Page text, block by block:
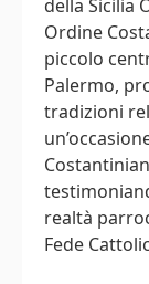
della Sicilia
Ordine
piccolo
Palermo,
tradizioni
realtà
Fede